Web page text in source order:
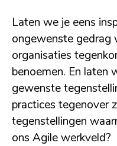
Laten we je eens
ongewenste gedrag
organisaties
benoemen. En laten
gewenste
practices tegenover
tegenstellingen
ons Agile werkveld?